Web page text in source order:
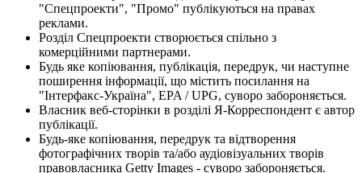
"Спецпроекти", "Промо" публікуються на правах
реклами.
Розділ Спецпроекти створюється спільно з
комерційними партнерами.
Будь яке копіювання, публікація, передрук, чи наступне
поширення інформації, що містить посилання на
"Інтерфакс-Україна", EPA / UPG, суворо забороняється.
Власник веб-сторінки в розділі Я-Корреспондент є автор
публікації.
Будь-яке копіювання, передрук та відтворення
фотографічних творів та/або аудіовізуальних творів
правовласника Getty Images - суворо забороняється.